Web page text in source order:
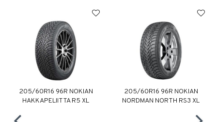
205/60R16 96R NOKIAN
HAKKAPELIITTA R5 XL
205/60R16 96R NOKIAN
NORDMAN NORTH RS3 XL